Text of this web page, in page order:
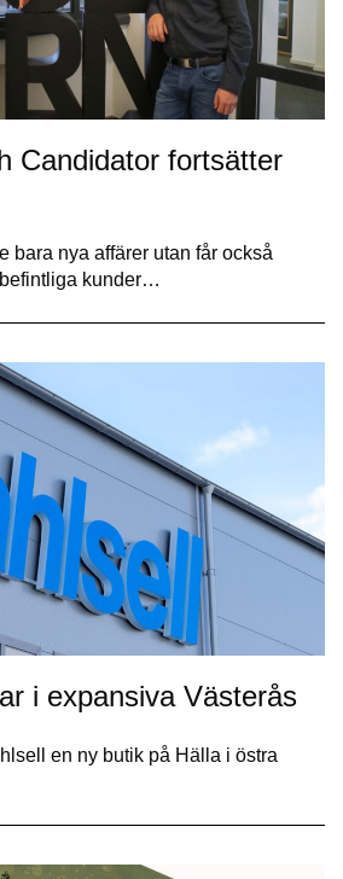
Candidator fortsätter
bara nya affärer utan får också
kunder…
i expansiva Västerås
en ny butik på Hälla i östra